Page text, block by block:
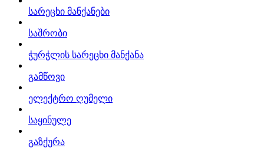
სარეცხი მანქანები
საშრობი
ჭურჭლის სარეცხი მანქანა
გამწოვი
ელექტრო ღუმელი
საყინულე
გაზქურა